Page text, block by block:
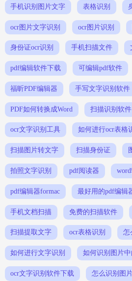
手机识别图片文字 表格识别
ocr图片文字识别 ocr图片识别
身份证ocr识别 手机扫描文件
pdf编辑软件下载 可编辑pdf软件
福昕PDF编辑器 手写文字识别软件
PDF如何转换成Word 扫描识别软件
ocr文字识别工具 如何进行ocr表格
扫描图片转文字 扫描身份证
拍照文字识别 pdf阅读器
pdf编辑器formac 最好用的pdf编辑
手机文档扫描 免费的扫描软件
扫描提取文字 ocr表格识别 怎
如何进行文字识别 如何识别图片
ocr文字识别软件下载 怎么识别图